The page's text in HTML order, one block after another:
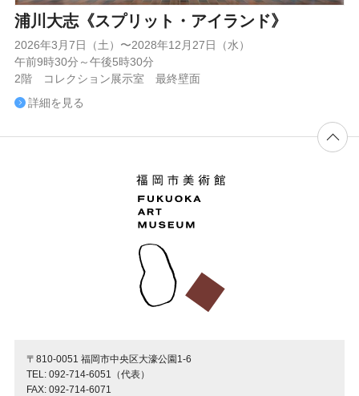
浦川大志《スプリット・アイランド》
2026年3月7日（土）〜2028年12月27日（水）
午前9時30分～午後5時30分
2階 コレクション展示室 最終壁面
詳細を見る
〒810-0051 福岡市中央区大濠公園1-6
TEL: 092-714-6051（代表）
FAX: 092-714-6071